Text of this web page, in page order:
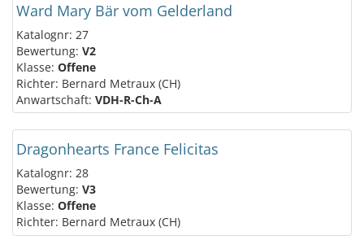
Ward Mary Bär vom Gelderland
Katalognr: 27
Bewertung: V2
Klasse: Offene
Richter: Bernard Metraux (CH)
Anwartschaft: VDH-R-Ch-A
Dragonhearts France Felicitas
Katalognr: 28
Bewertung: V3
Klasse: Offene
Richter: Bernard Metraux (CH)